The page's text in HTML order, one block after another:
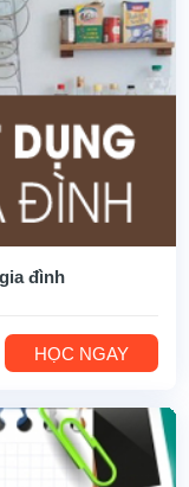
đình
HỌC NGAY